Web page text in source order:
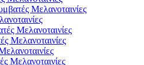
Μελανοταινίες
Μελανοταινίες
Μελανοταινίες
Μελανοταινίες